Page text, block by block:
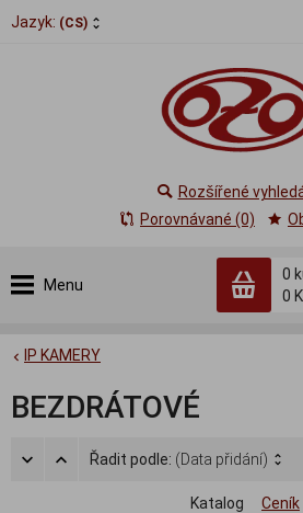
Jazyk: (CS)
Menu
0
0
Rozšířené
Porovnávané (0)
IP KAMERY
BEZDRÁTOVÉ
Řadit podle: (Data přidání)
Katalog Ceník